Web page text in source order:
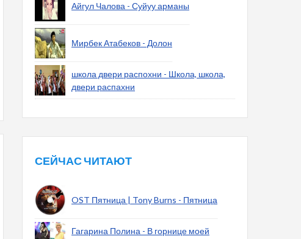
Айгул Чалова - Суйуу арманы
Мирбек Атабеков - Долон
школа двери распохни - Школа, школа,
двери распахни
СЕЙЧАС ЧИТАЮТ
OST Пятница | Tony Burns - Пятница
Гагарина Полина - В горнице моей